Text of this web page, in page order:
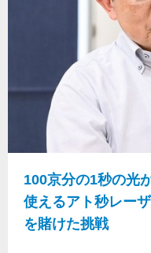
100京分の1秒の光
使えるアト秒レー
を賭けた挑戦